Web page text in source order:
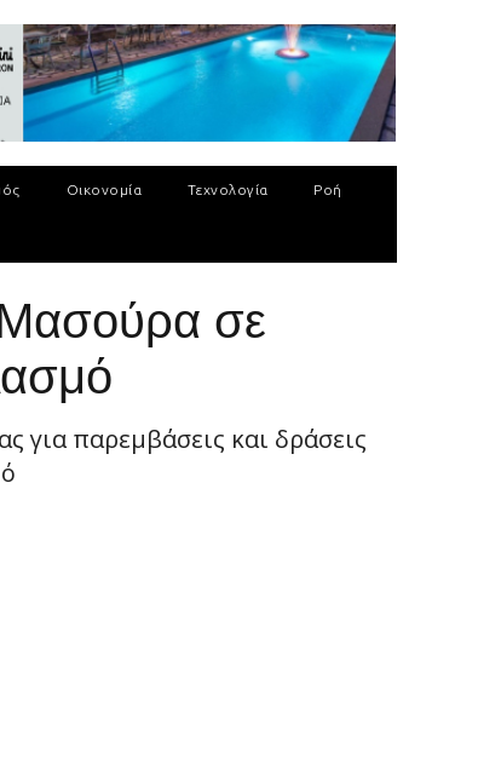
Οικονομία Τεχνολογία Ροή
σε
για παρεμβάσεις και δράσεις